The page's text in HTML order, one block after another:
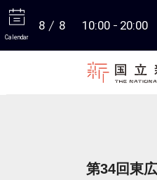
Calendar
8 8 10:00 20:00
第34回東